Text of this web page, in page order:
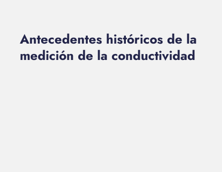
Antecedentes históricos de la
medición de la conductividad